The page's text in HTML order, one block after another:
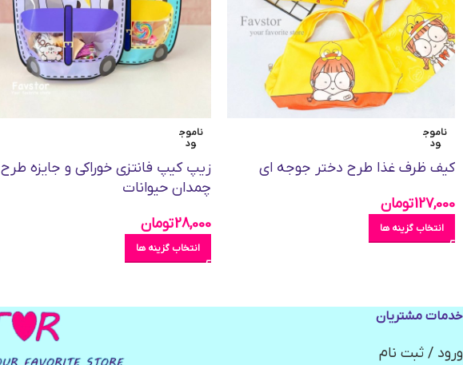
ناموج
ود
کیف ظرف غذا طرح دختر جوجه ای
127,000تومان
انتخاب گزینه ها
ناموج
ود
زیپ کیپ فانتزی خوراکی و جایزه طرح
چمدان حیوانات
28,000تومان
انتخاب گزینه ها
خدمات مشتریان
ورود / ثبت نام